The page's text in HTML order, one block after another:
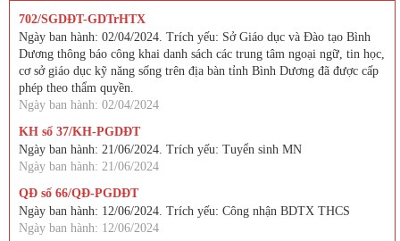
702/SGDĐT-GDTrHTX
Ngày ban hành: 02/04/2024. Trích yếu: Sở Giáo dục và Đào tạo Bình
Dương thông báo công khai danh sách các trung tâm ngoại ngữ, tin học,
cơ sở giáo dục kỹ năng sống trên địa bàn tỉnh Bình Dương đã được cấp
phép theo thẩm quyền.
Ngày ban hành: 02/04/2024
KH số 37/KH-PGDĐT
Ngày ban hành: 21/06/2024. Trích yếu: Tuyển sinh MN
Ngày ban hành: 21/06/2024
QĐ số 66/QĐ-PGDĐT
Ngày ban hành: 12/06/2024. Trích yếu: Công nhận BDTX THCS
Ngày ban hành: 12/06/2024